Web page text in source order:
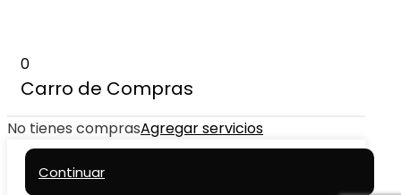
0
Carro de Compras
No tienes comprasAgregar servicios
Continuar